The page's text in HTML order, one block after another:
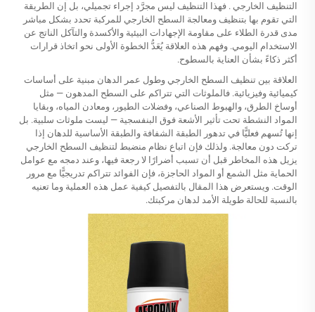
التنظيف الخارجي . فهذا التنظيف ليس مجرَّد إجراء تجميلي، بل إن الطريقة
التي تقوم بها بتنظيف ومعالجة السطح الخارجي للمركبة تحدد بشكل مباشر
مدى قدرة الطلاء على مقاومة الإجهادات البيئية والأكسدة والتآكل الناتج عن
الاستخدام اليومي. وفهم هذه العلاقة يُعَدُّ الخطوة الأولى نحو اتخاذ قرارات
أكثر ذكاءً بشأن العناية بالسطوح.
العلاقة بين تنظيف السطح الخارجي وطول عمر الدهان مبنية على أساسات
كيميائية وفيزيائية. فالملوثات التي تتراكم على السطح المدهون — مثل
أوساخ الطرق، والهبوط الصناعي، وفضلات الطيور، ومعادن المياه، وبقايا
المواد النشطة تحت تأثير الأشعة فوق البنفسجية — ليست ملوثات سلبية. بل
إنها تُسهم فعليًّا في تدهور الطبقة الشفافة والطبقة الأساسية للدهان إذا
تركت دون معالجة. ولذلك فإن اتباع نظام منضبط لتنظيف السطح الخارجي
يزيل هذه المخاطر قبل أن تسبب أضرارًا لا رجعة فيها، وعند دمجه مع عوامل
الحماية مثل الشمع أو المواد الحاجزة، فإن الفوائد تتراكم تدريجيًّا مع مرور
الوقت. ويستعرض هذا المقال بالتفصيل كيفية عمل هذه العملية وما تعنيه
بالنسبة للحالة طويلة الأمد لدهان مركبتك.